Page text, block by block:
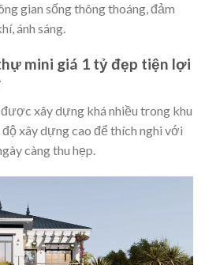
gian sống thông thoáng, đảm
ánh sáng.
mini giá 1 tỷ đẹp tiện lợi
xây dựng khá nhiều trong khu
xây dựng cao để thích nghi với
càng thu hẹp.